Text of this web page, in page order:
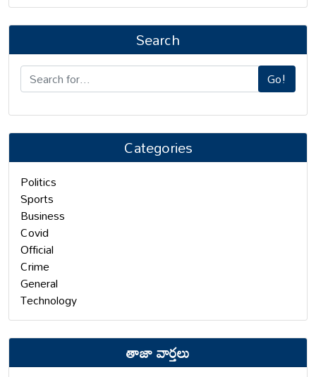
Search
Go!
Categories
Politics
Sports
Business
Covid
Official
Crime
General
Technology
తాజా వార్తలు